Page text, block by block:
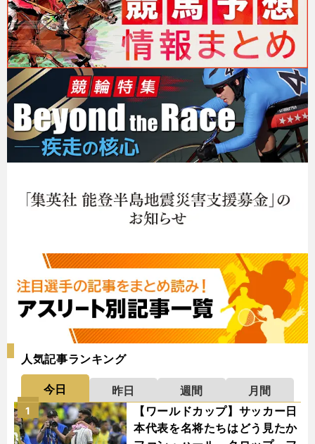
人気記事ランキング
今日 昨日 週間
月間
【ワールドカップ】サッカー日
本代表を名将たちはどう見たか
1